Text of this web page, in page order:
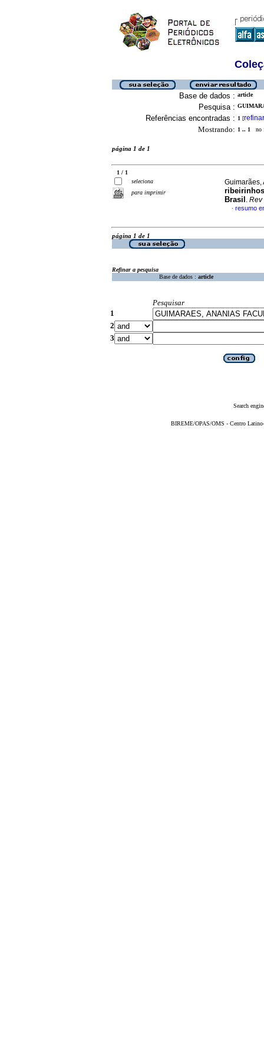
Base de dados : article
Pesquisa :
Referências encontradas : 1 [refinar
Mostrando: 1 .. 1 no
página 1 de 1
1 / 1
seleciona
para imprimir
Guimarães,
Brasil . Rev
· resumo
página 1 de 1
Refinar a pesquisa
Base de dados : article
Pesquisar
1
2
3
Search
BIREME/OPAS/OMS - Centro Latino-